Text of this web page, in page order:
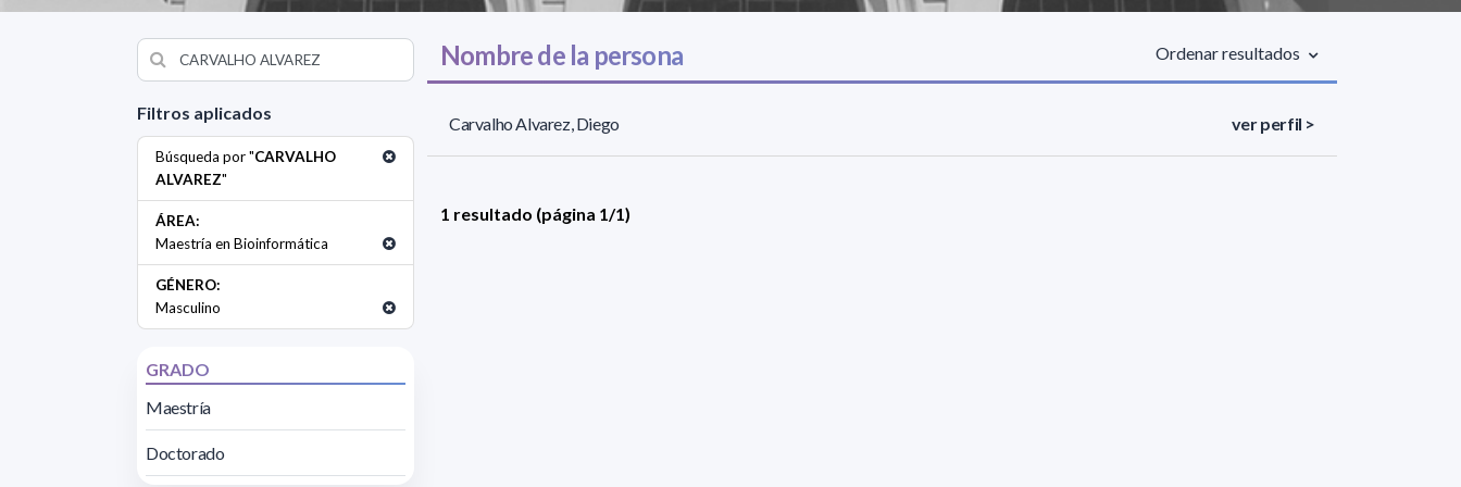
Filtros aplicados
Búsqueda por "CARVALHO
ALVAREZ"
ÁREA:
Maestría en Bioinformática
GÉNERO:
Masculino
GRADO
Maestría
Doctorado
Nombre de la persona Ordenar resultados
Carvalho Alvarez, Diego ver perfil >
1 resultado (página 1/1)